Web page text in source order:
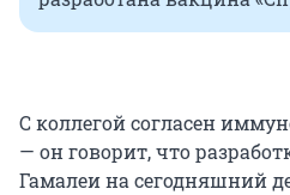
С коллегой согласен
— он говорит, что
Гамалеи на сегодняшний